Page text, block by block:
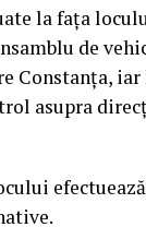
la fața
de
Constanța,
asupra